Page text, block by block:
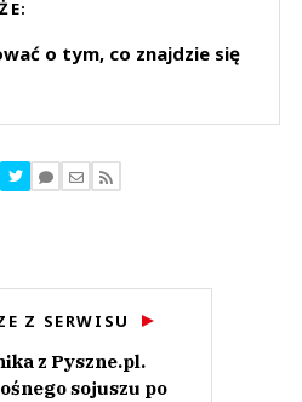
o tym, co znajdzie się
Z SERWISU
z Pyszne.pl.
sojuszu po